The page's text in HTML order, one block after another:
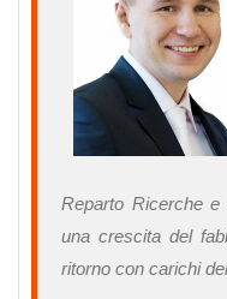
Reparto Ricerche e
una crescita del
ritorno con carichi